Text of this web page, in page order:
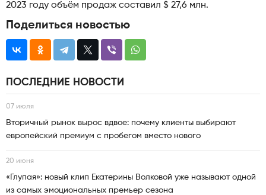
2023 году объём продаж составил $ 27,6 млн.
Поделиться новостью
ПОСЛЕДНИЕ НОВОСТИ
07 июля
Вторичный рынок вырос вдвое: почему клиенты выбирают
европейский премиум с пробегом вместо нового
20 июня
«Глупая»: новый клип Екатерины Волковой уже называют одной
из самых эмоциональных премьер сезона